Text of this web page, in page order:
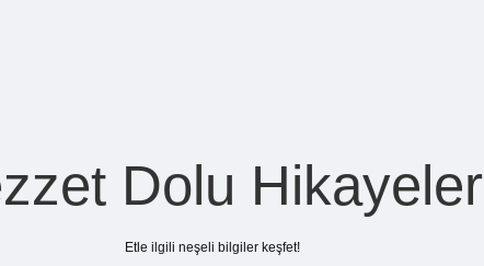
Dolu Hikayeler
Etle ilgili neşeli bilgiler keşfet!